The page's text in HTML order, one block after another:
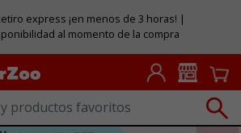
express ¡en menos de 3 horas! |
al momento de la compra